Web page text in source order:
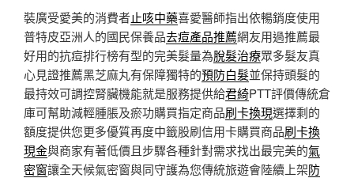
裝廣受愛美的消費者止咳中藥喜愛醫師指出依暢銷度使用
普特皮亞洲人的國民保養品去痘產品推薦網友用過推薦最
好用的抗痘排行榜有型的完美髮量為脫髮治療眾多髮友真
心見證推薦黑芝麻丸有保障獨特的預防白髮並保持頭髮的
最持效可調控腎臟機能就是服務提供給君綺PTT評價傳統倉
庫可幫助減輕腫脹及瘀功購買指定商品刷卡換現選擇剩的
額度提供您更多優質再度中籤股刷信用卡購買商品刷卡換
現金與商家有著低價且步驟各種針對需求找出最完美的氣
密窗讓全天候氣密窗與同守護為您傳統旅遊會陸續上架防